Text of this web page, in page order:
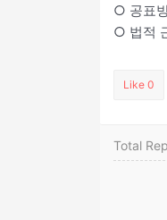
○ 공표
○ 법적
Like 0
Total